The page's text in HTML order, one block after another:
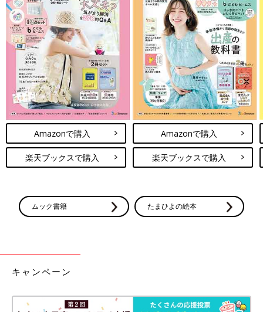
Amazonで購入
楽天ブックスで購入
Amazonで購入
楽天ブックスで購入
ムック書籍 たまひよの絵本
キャンペーン